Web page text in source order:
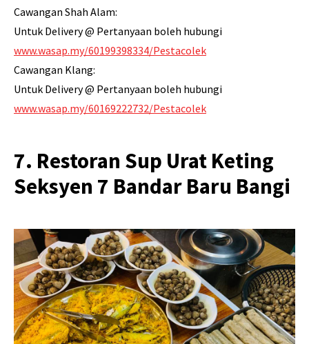
Cawangan Shah Alam:
Untuk Delivery @ Pertanyaan boleh hubungi
www.wasap.my/60199398334/Pestacolek
Cawangan Klang:
Untuk Delivery @ Pertanyaan boleh hubungi
www.wasap.my/60169222732/Pestacolek
7. Restoran Sup Urat Keting
Seksyen 7 Bandar Baru Bangi